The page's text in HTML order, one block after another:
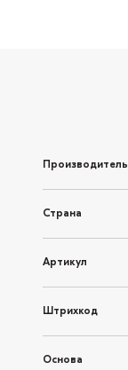
Производитель
Страна
Артикул
Штрихкод
Основа